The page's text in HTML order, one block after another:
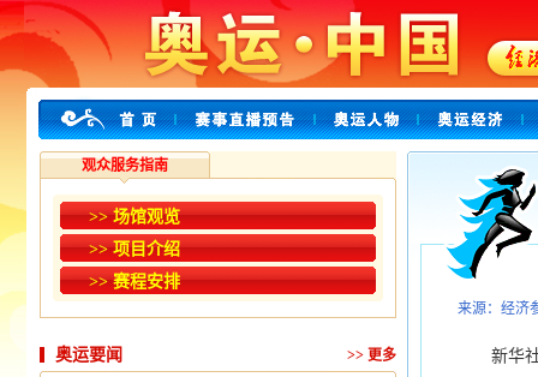
观众服务指南
>> 场馆观览
>> 项目介绍
>> 赛程安排
奥运要闻 >> 更多
来源：经济
新华社